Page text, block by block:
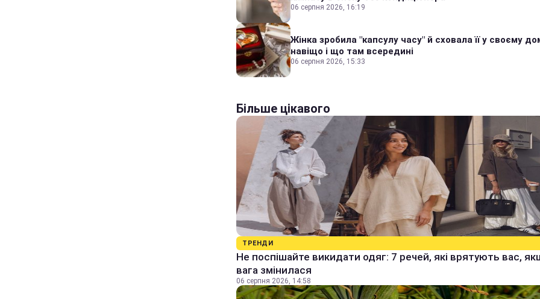
06 серпня 2026, 16:19
Жінка зробила "капсулу часу" й сховала її у своєму
навіщо і що там всередині
06 серпня 2026, 15:33
Більше цікавого
ТРЕНДИ
Не поспішайте викидати одяг: 7 речей, які врятують вас,
вага змінилася
06 серпня 2026, 14:58